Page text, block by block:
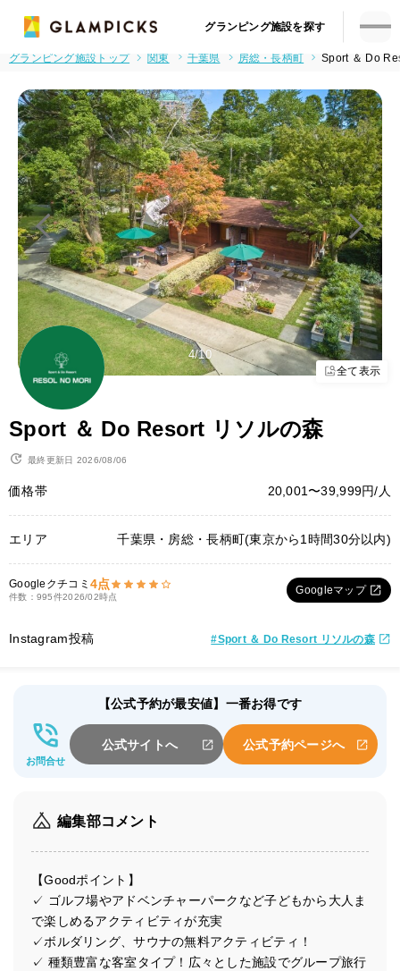
グランピング施設を探す
グランピング施設トップ 関東 千葉県 房総・長柄町 Sport ＆ Do
4/10
全て表示
Sport ＆ Do Resort リソルの森
最終更新日 2026/08/06
価格帯 20,001〜39,999円/人
エリア 千葉県・房総・長柄町(東京から1時間30分以内)
Googleクチコミ 4点
件数：995件2026/02時点
Googleマップ
Instagram投稿 #Sport ＆ Do Resort リソルの森
【公式予約が最安値】一番お得です
お問合せ
公式サイトへ 公式予約ページへ
編集部コメント
【Goodポイント】
✓ ゴルフ場やアドベンチャーパークなど子どもから大人ま
で楽しめるアクティビティが充実
✓ボルダリング、サウナの無料アクティビティ！
✓ 種類豊富な客室タイプ！広々とした施設でグループ旅行